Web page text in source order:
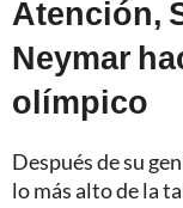
Atención,
Neymar
olímpico
Después de su
lo más alto de la